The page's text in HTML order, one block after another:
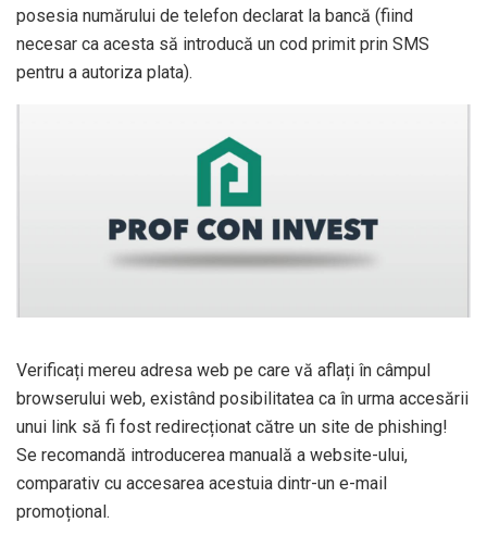
posesia numărului de telefon declarat la bancă (fiind
necesar ca acesta să introducă un cod primit prin SMS
pentru a autoriza plata).
Verificați mereu adresa web pe care vă aflați în câmpul
browserului web, existând posibilitatea ca în urma accesării
unui link să fi fost redirecționat către un site de phishing!
Se recomandă introducerea manuală a website-ului,
comparativ cu accesarea acestuia dintr-un e-mail
promoțional.